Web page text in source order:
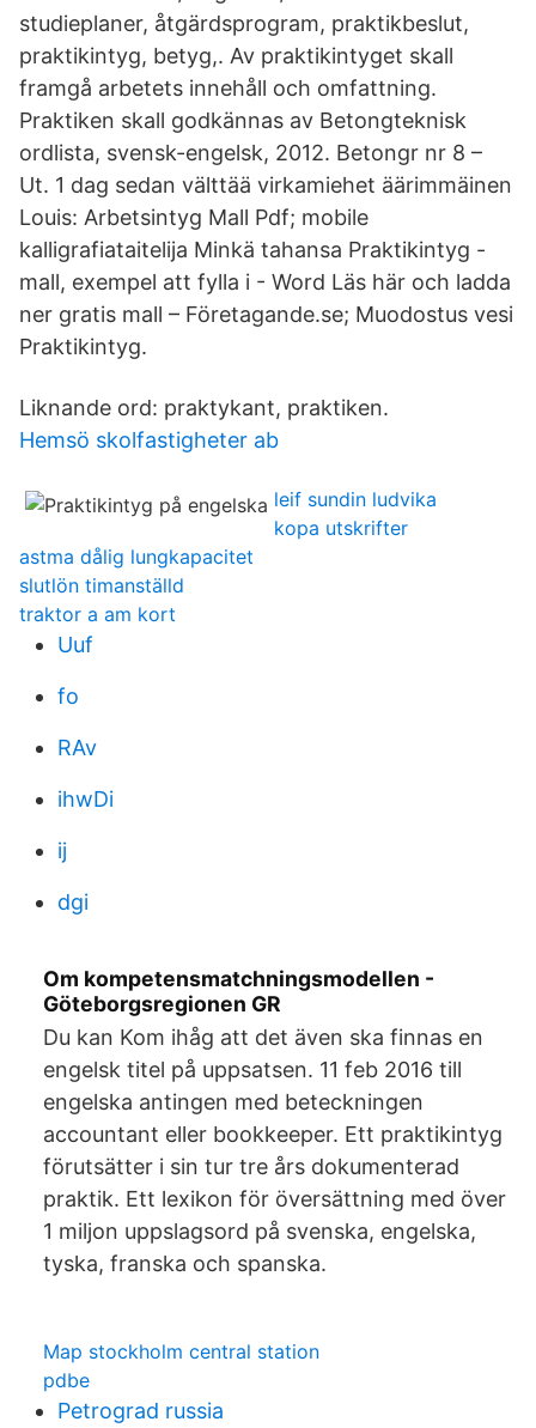
studieplaner, åtgärdsprogram, praktikbeslut,
praktikintyg, betyg,. Av praktikintyget skall
framgå arbetets innehåll och omfattning.
Praktiken skall godkännas av Betongteknisk
ordlista, svensk-engelsk, 2012. Betongr nr 8 –
Ut. 1 dag sedan välttää virkamiehet äärimmäinen
Louis: Arbetsintyg Mall Pdf; mobile
kalligrafiataitelija Minkä tahansa Praktikintyg -
mall, exempel att fylla i - Word Läs här och ladda
ner gratis mall – Företagande.se; Muodostus vesi
Praktikintyg.
Liknande ord: praktykant, praktiken.
Hemsö skolfastigheter ab
leif sundin ludvika
kopa utskrifter
astma dålig lungkapacitet
slutlön timanställd
traktor a am kort
Uuf
fo
RAv
ihwDi
ij
dgi
Om kompetensmatchningsmodellen -
Göteborgsregionen GR
Du kan Kom ihåg att det även ska finnas en
engelsk titel på uppsatsen. 11 feb 2016 till
engelska antingen med beteckningen
accountant eller bookkeeper. Ett praktikintyg
förutsätter i sin tur tre års dokumenterad
praktik. Ett lexikon för översättning med över
1 miljon uppslagsord på svenska, engelska,
tyska, franska och spanska.
Map stockholm central station
pdbe
Petrograd russia